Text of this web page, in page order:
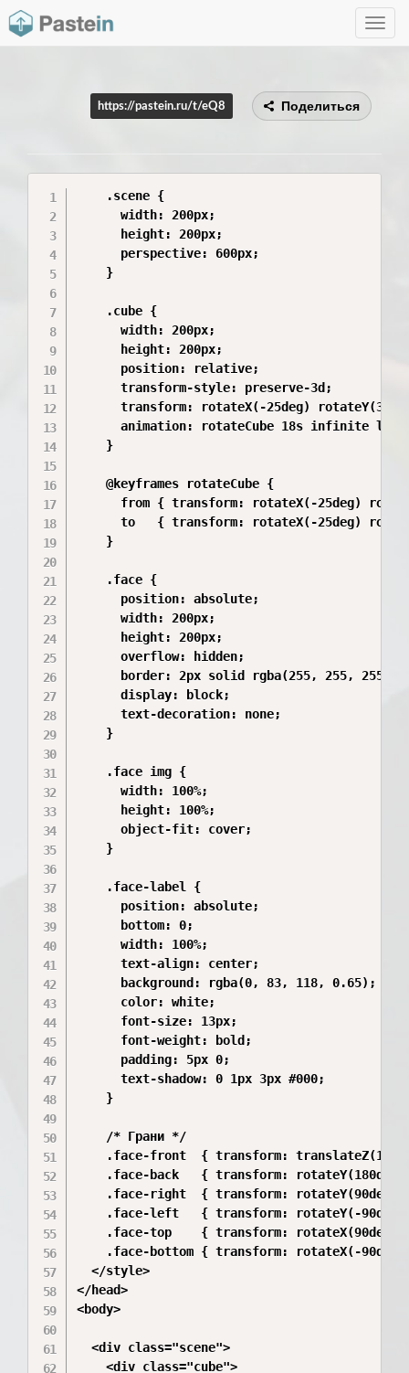
Toggle
https://pastein.ru/t/eQ8 Поделиться
    .scene {
      width: 200px;
      height: 200px;
      perspective: 600px;
    }
    .cube {
      width: 200px;
      height: 200px;
      position: relative;
      transform-style: preserve-3d;
transform: rotateX(-25deg)
animation: rotateCube 18s infinite
    }
    @keyframes rotateCube {
from { transform: rotateX(-25deg)
to   { transform: rotateX(-25deg)
    }
    .face {
      position: absolute;
      width: 200px;
      height: 200px;
      overflow: hidden;
border: 2px solid rgba(255, 255, 255,
      display: block;
      text-decoration: none;
    }
    .face img {
      width: 100%;
      height: 100%;
      object-fit: cover;
    }
    .face-label {
      position: absolute;
      bottom: 0;
      width: 100%;
      text-align: center;
      background: rgba(0, 83, 118, 0.65);
      color: white;
      font-size: 13px;
      font-weight: bold;
      padding: 5px 0;
      text-shadow: 0 1px 3px #000;
    }
    /* Грани */
.face-front  { transform:
.face-back   { transform:
.face-right  { transform: rotateY(90deg)
.face-left   { transform: rotateY(-
.face-top    { transform: rotateX(90deg)
.face-bottom { transform: rotateX(-
  </style>
</head>
<body>
  <div class="scene">
    <div class="cube">